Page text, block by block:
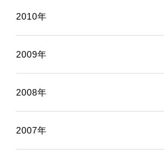
2010年
2009年
2008年
2007年